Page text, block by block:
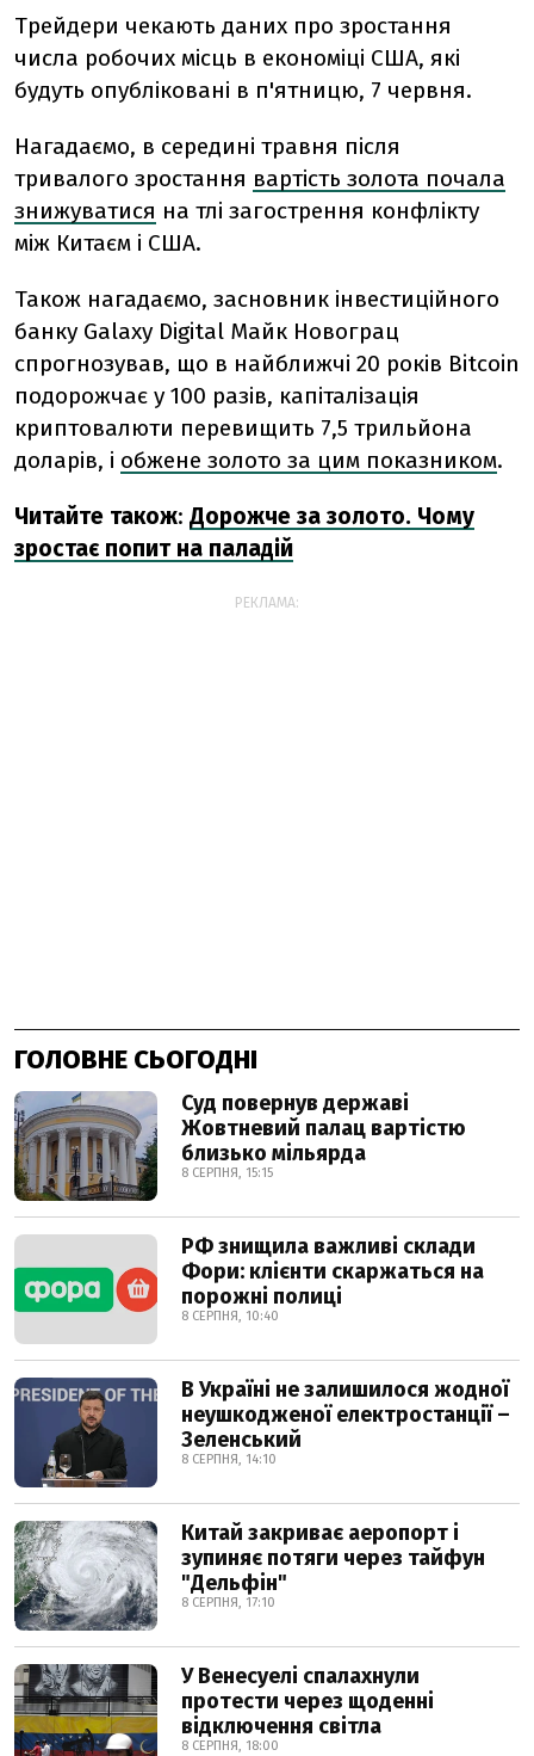
Трейдери чекають даних про зростання
числа робочих місць в економіці США, які
будуть опубліковані в п'ятницю, 7 червня.
Нагадаємо, в середині травня після
тривалого зростання вартість золота почала
знижуватися на тлі загострення конфлікту
між Китаєм і США.
Також нагадаємо, засновник інвестиційного
банку Galaxy Digital Майк Новограц
спрогнозував, що в найближчі 20 років Bitcoin
подорожчає у 100 разів, капіталізація
криптовалюти перевищить 7,5 трильйона
доларів, і обжене золото за цим показником.
Читайте також: Дорожче за золото. Чому
зростає попит на паладій
РЕКЛАМА:
ГОЛОВНЕ СЬОГОДНІ
Суд повернув державі
Жовтневий палац вартістю
близько мільярда
8 СЕРПНЯ, 15:15
РФ знищила важливі склади
Фори: клієнти скаржаться на
порожні полиці
8 СЕРПНЯ, 10:40
В Україні не залишилося жодної
неушкодженої електростанції –
Зеленський
8 СЕРПНЯ, 14:10
Китай закриває аеропорт і
зупиняє потяги через тайфун
"Дельфін"
8 СЕРПНЯ, 17:10
У Венесуелі спалахнули
протести через щоденні
відключення світла
8 СЕРПНЯ, 18:00